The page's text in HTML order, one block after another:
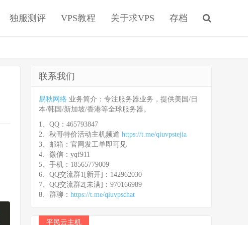
独服测评 VPS教程 关于求VPS 存档
联系我们
易秋网络 业务简介：专注服务器业务，提供美国/日
本/韩国/新加坡/香港等全球服务器。
1、QQ：465793847
2、秋哥特价活动主机频道 https://t.me/qiuvpstejia
3、邮箱：官网发工单即可见
4、微信：yqf911
5、手机：18565779009
6、QQ交流群1[新开]：142962030
7、QQ交流群2[未满]：970166989
8、群聊： https://t.me/qiuvpschat
平民云主机